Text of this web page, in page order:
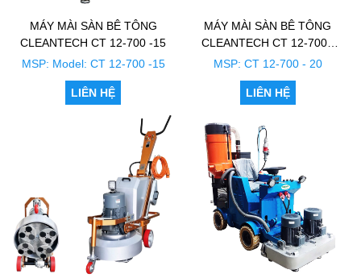
MÁY MÀI SÀN BÊ TÔNG
CLEANTECH CT 12-700 -15
MSP: Model: CT 12-700 -15
LIÊN HỆ
MÁY MÀI SÀN BÊ TÔNG
CLEANTECH CT 12-700 -
20
MSP: CT 12-700 - 20
LIÊN HỆ